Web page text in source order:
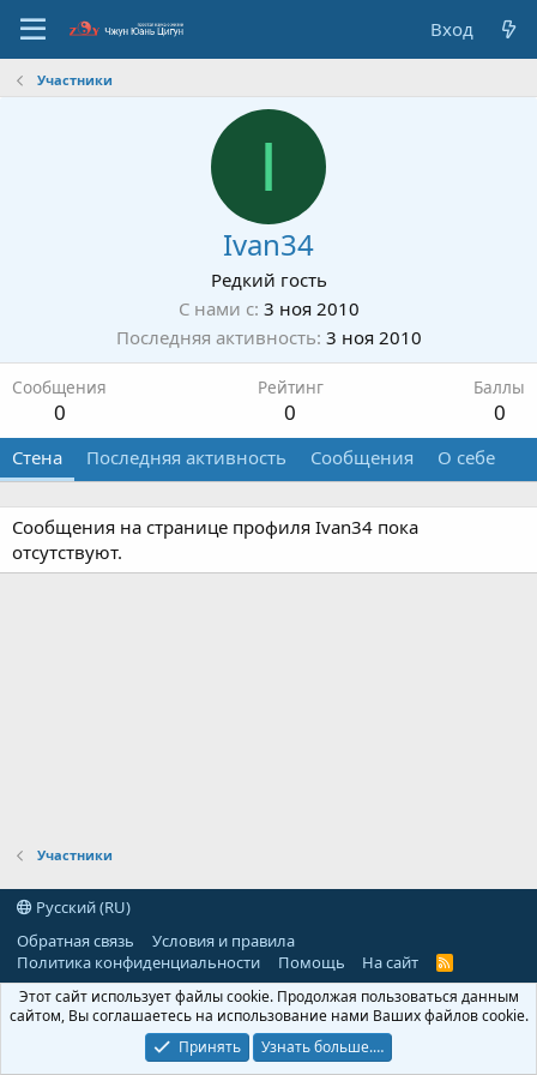
Вход
Участники
I
Ivan34
Редкий гость
С нами с 3 ноя 2010
Последняя активность 3 ноя 2010
Сообщения
0
Рейтинг
0
Баллы
0
Стена Последняя активность Сообщения О себе
Сообщения на странице профиля Ivan34 пока
отсутствуют.
Участники
Русский (RU)
Обратная связь
Условия и правила
Политика конфиденциальности
Помощь На сайт
R
S
Этот сайт использует файлы cookie. Продолжая пользоваться данным
сайтом, Вы соглашаетесь на использование нами Ваших файлов cookie.
Принять
Узнать больше.…